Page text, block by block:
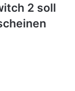
2 soll